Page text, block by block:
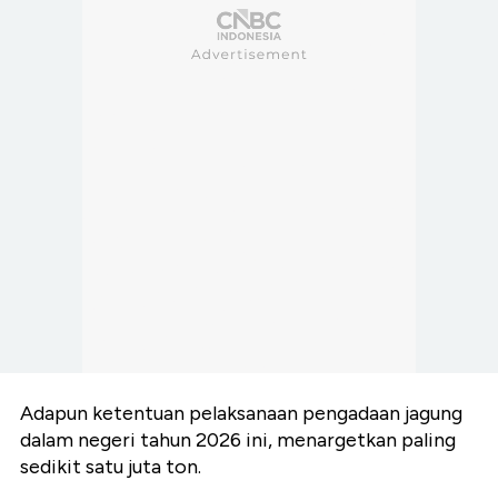
Adapun ketentuan pelaksanaan pengadaan jagung
dalam negeri tahun 2026 ini, menargetkan paling
sedikit satu juta ton.